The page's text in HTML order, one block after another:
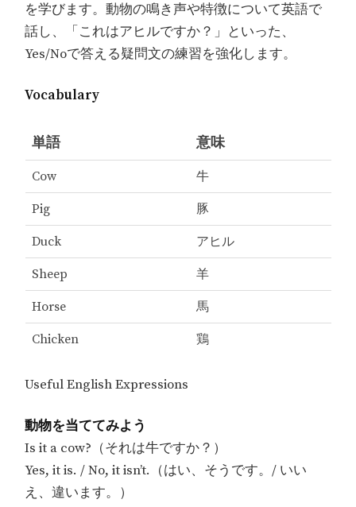
を学びます。動物の鳴き声や特徴について英語で
話し、「これはアヒルですか？」といった、
Yes/Noで答える疑問文の練習を強化します。
Vocabulary
単語 意味
Cow 牛
Pig 豚
Duck アヒル
Sheep 羊
Horse 馬
Chicken 鶏
Useful English Expressions
動物を当ててみよう
Is it a cow?（それは牛ですか？）
Yes, it is. / No, it isn’t.（はい、そうです。/ いい
え、違います。）